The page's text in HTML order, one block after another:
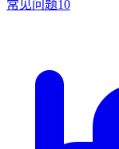
常见问题10